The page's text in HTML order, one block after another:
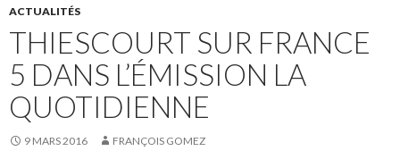
ACTUALITÉS
THIESCOURT SUR FRANCE
5 DANS L’ÉMISSION LA
QUOTIDIENNE
9 MARS 2016 FRANÇOIS GOMEZ